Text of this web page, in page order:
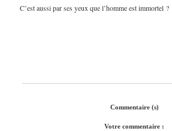
C’est aussi par ses yeux que l’homme est immortel ?
Commentaire (s)
Votre commentaire :